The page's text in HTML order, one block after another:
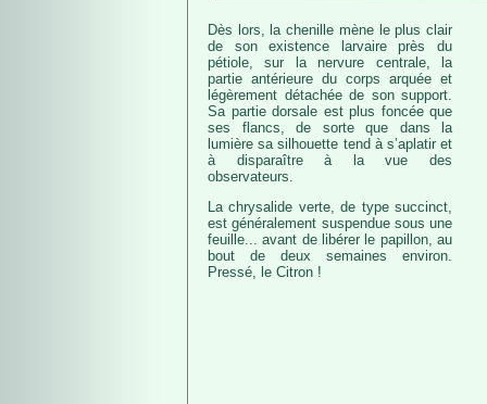
Dès lors, la chenille mène le plus clair
de son existence larvaire près du
pétiole, sur la nervure centrale, la
partie antérieure du corps arquée et
légèrement détachée de son support.
Sa partie dorsale est plus foncée que
ses flancs, de sorte que dans la
lumière sa silhouette tend à s’aplatir et
à disparaître à la vue des
observateurs.
La chrysalide verte, de type succinct,
est généralement suspendue sous une
feuille... avant de libérer le papillon, au
bout de deux semaines environ.
Pressé, le Citron !